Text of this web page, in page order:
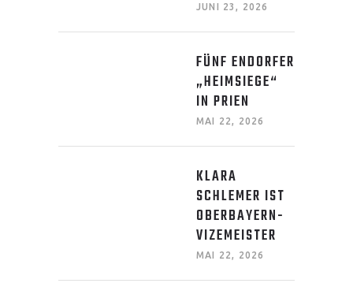
JUNI 23, 2026
FÜNF ENDORFER
„HEIMSIEGE“
IN PRIEN
MAI 22, 2026
KLARA
SCHLEMER IST
OBERBAYERN-
VIZEMEISTER
MAI 22, 2026